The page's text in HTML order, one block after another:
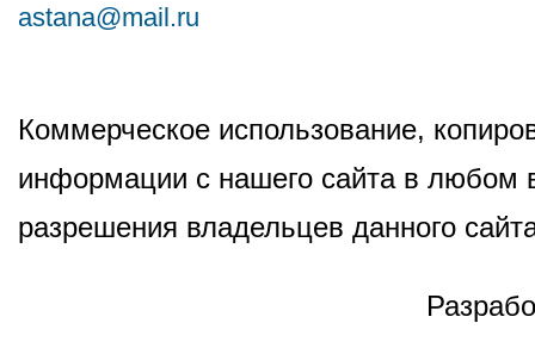
astana@mail.ru
Коммерческое использование,
информации с нашего сайта в любом
разрешения владельцев данного